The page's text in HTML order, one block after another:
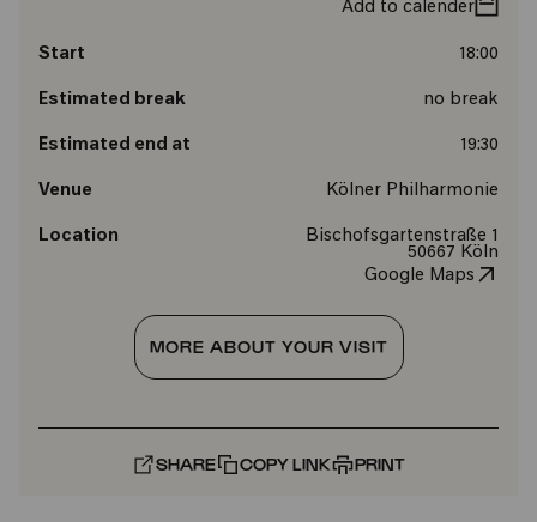
Add to calender
Start 18:00
Estimated break no break
Estimated end at 19:30
Venue Kölner Philharmonie
Location
Bischofsgartenstraße 1
50667 Köln
Google Maps
MORE ABOUT YOUR VISIT
SHARE COPY LINK PRINT